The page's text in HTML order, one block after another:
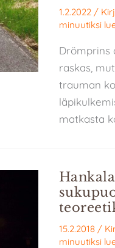
1.2.2022 /
minuutiksi
Drömprins
raskas,
trauman
matkasta
15.2.2018 /
minuutiksi